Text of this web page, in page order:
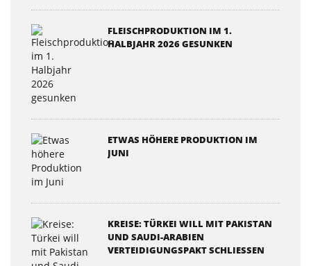
FLEISCHPRODUKTION IM 1.
HALBJAHR 2026 GESUNKEN
ETWAS HÖHERE PRODUKTION IM
JUNI
KREISE: TÜRKEI WILL MIT PAKISTAN
UND SAUDI-ARABIEN
VERTEIDIGUNGSPAKT SCHLIESSEN